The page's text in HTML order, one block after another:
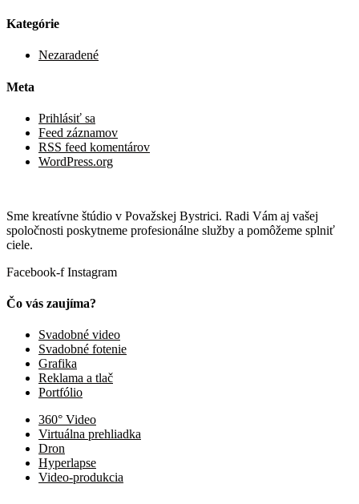
Kategórie
Nezaradené
Meta
Prihlásiť sa
Feed záznamov
RSS feed komentárov
WordPress.org
Sme kreatívne štúdio v Považskej Bystrici. Radi Vám aj vašej
spoločnosti poskytneme profesionálne služby a pomôžeme splniť
ciele.
Facebook-f Instagram
Čo vás zaujíma?
Svadobné video
Svadobné fotenie
Grafika
Reklama a tlač
Portfólio
360° Video
Virtuálna prehliadka
Dron
Hyperlapse
Video-produkcia